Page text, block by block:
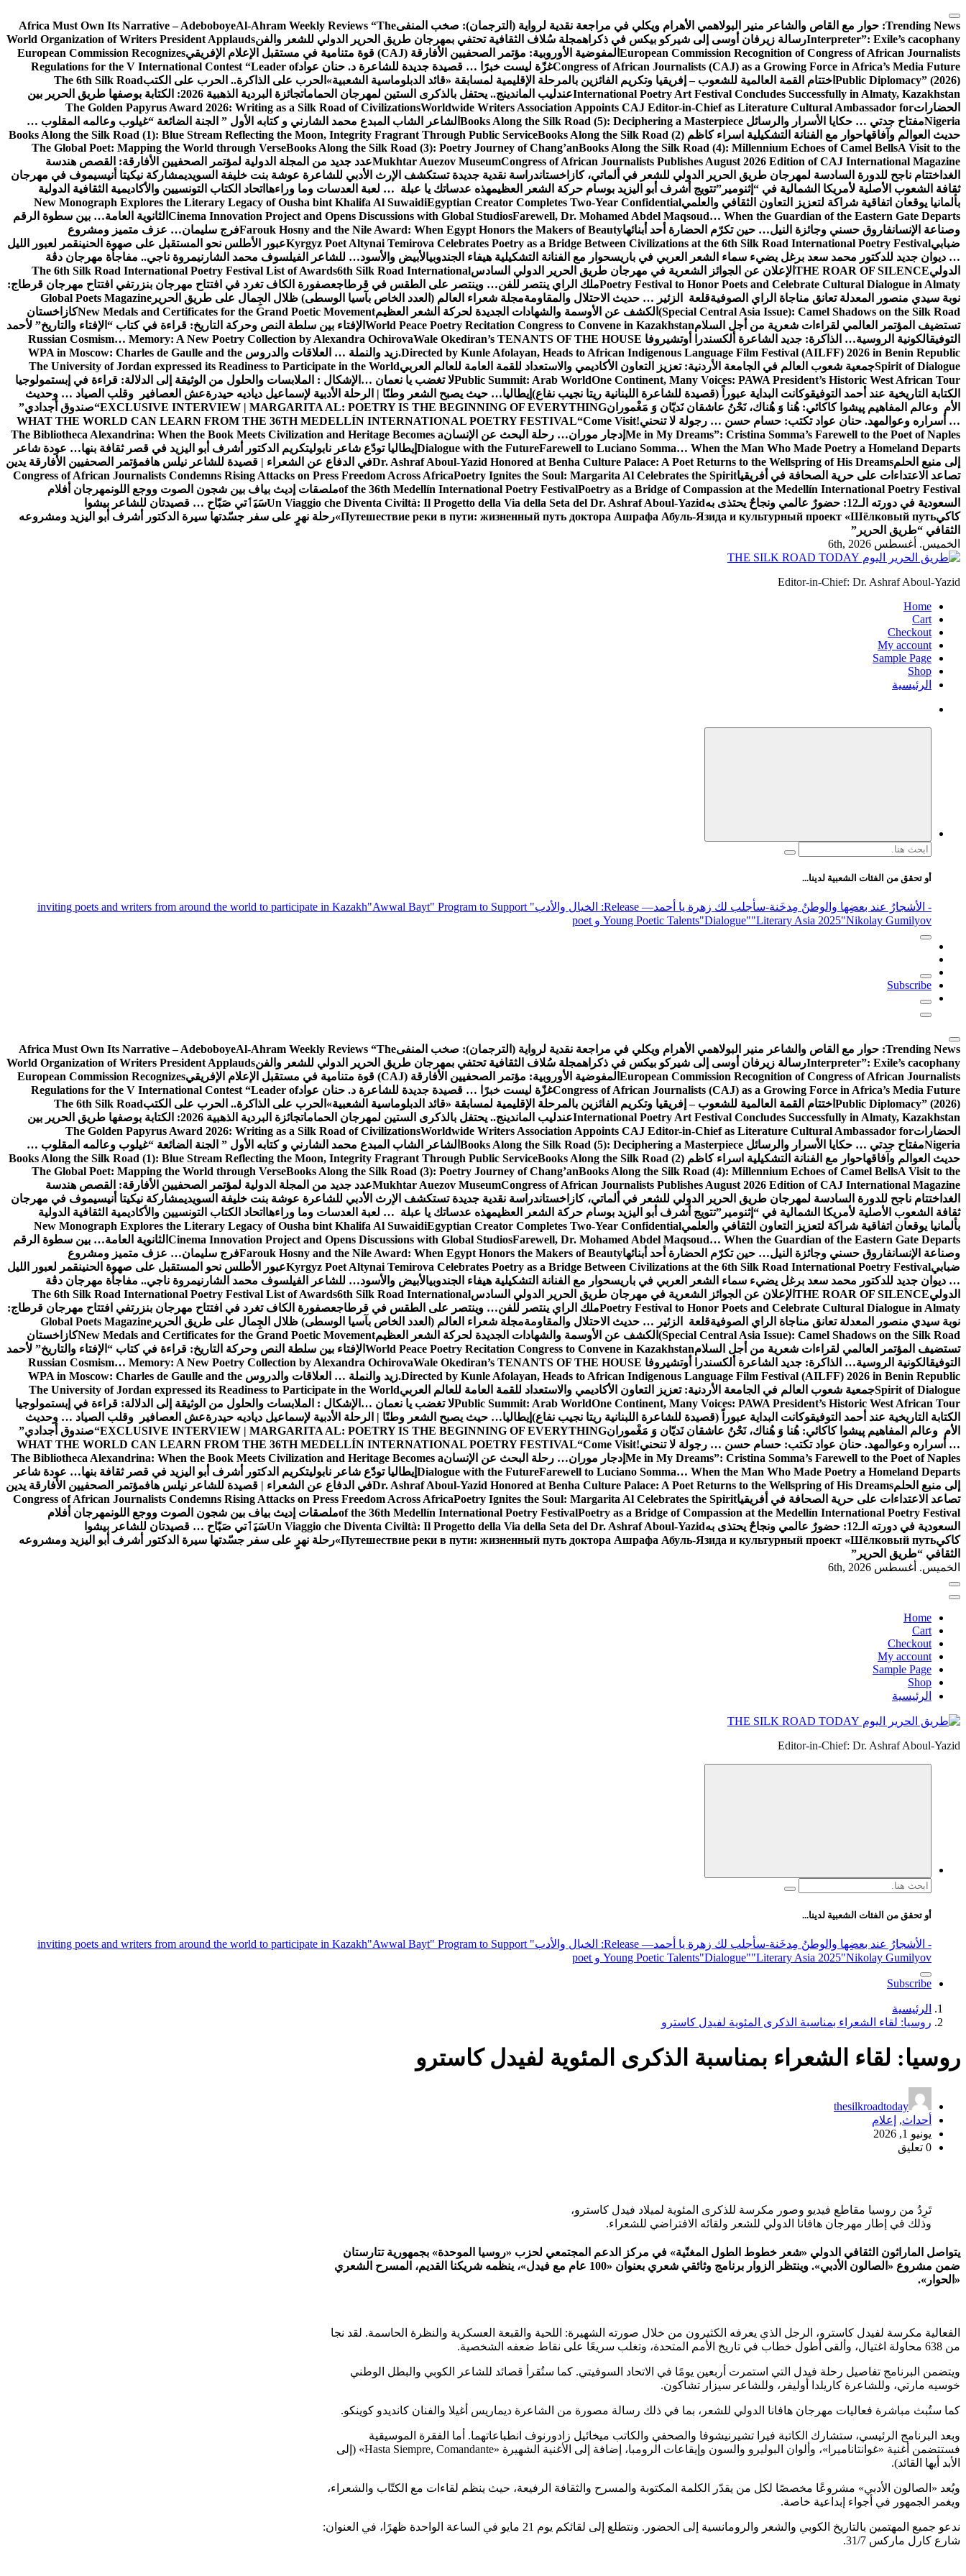
التجاوز
إلى
المحتوى
Trending News: حوار مع القاص والشاعر منير البولاهمي الأهرام ويكلي في مراجعة نقدية لرواية (الترجمان): صخب المنفى Africa Must Own Its Narrative – AdeboboyeAl-Ahram Weekly Reviews “The
Interpreter”: Exile’s cacophanyرسالة زيرفان أوسى إلى شيركو بيكس في ذكراهمجلة سُلاف الثقافية تحتفي بمهرجان طريق الحرير الدولي للشعر والفنWorld Organization of Writers President Applauds
European Commission Recognition of Congress of African Journalists المفوضية الأوروبية: مؤتمر الصحفيين الأفارقة (CAJ) قوة متنامية في مستقبل الإعلام الإفريقي
European Commission Recognizes
Congress of African Journalists (CAJ) as a Growing Force in Africa’s Media Futureغزّة ليست خبرًا … قصيدة جديدة للشاعرة د. حنان عوادRegulations for the V International Contest “Leader of
Public Diplomacy” (2026) اختتام القمة العالمية للشعوب – إفريقيا وتكريم الفائزين بالمرحلة الإقليمية لمسابقة «قائد الدبلوماسية الشعبية» الحرب على الذاكرة.. الحرب على الكتبThe 6th Silk Road
International Poetry Art Festival Concludes Successfully in Almaty, Kazakhstanعندليب الماندينج.. يحتفل بالذكرى الستين لمهرجان الحمامات
جائزة البردية الذهبية 2026: الكتابة بوصفها طريق الحرير بين
الحضارات
The Golden Papyrus Award 2026: Writing as a Silk Road of CivilizationsWorldwide Writers Association Appoints CAJ Editor-in-Chief as Literature Cultural Ambassador for
Nigeriaمفتاح جدتي … حكايا الأسرار والرسائل Books Along the Silk Road (5): Deciphering a Masterpiece الشاعر الشاب المبدع محمد الشارني و كتابه الأول ” الجنة الضائعة “غيلوب وعالمه المقلوب …
حديث العوالم وآفاقهاحوار مع الفنانة التشكيلية اسراء كاظم Books Along the Silk Road (1): Blue Stream Reflecting the Moon, Integrity Fragrant Through Public ServiceBooks Along the Silk Road (2)
The Global Poet: Mapping the World through VerseBooks Along the Silk Road (3): Poetry Journey of Chang’anBooks Along the Silk Road (4): Millennium Echoes of Camel BellsA Visit to the
Mukhtar Auezov MuseumCongress of African Journalists Publishes August 2026 Edition of CAJ International Magazine
عدد جديد من المجلة الدولية لمؤتمر الصحفيين الأفارقة: القصص هندسة
الغد اختتام ناجح للدورة السادسة لمهرجان طريق الحرير الدولي للشعر في ألماتي، كازاخستاندراسة نقدية جديدة تستكشف الإرث الأدبي للشاعرة عوشة بنت خليفة السويديمشاركة نيكيتا أنيسيموف في مهرجان
ثقافة الشعوب الأصلية لأمريكا الشمالية في “إثنومير”تتويج أشرف أبو اليزيد بوسام حركة الشعر العظيمهذه عدساتك يا عبلة … لعبة العدسات وما وراءها اتحاد الكتاب التونسيين والأكاديمية الثقافية الدولية
بألمانيا يوقعان اتفاقية شراكة لتعزيز التعاون الثقافي والعلمي
New Monograph Explores the Literary Legacy of Ousha bint Khalifa Al SuwaidiEgyptian Creator Completes Two-Year Confidential
Cinema Innovation Project and Opens Discussions with Global StudiosFarewell, Dr. Mohamed Abdel Maqsoud… When the Guardian of the Eastern Gate Departs
الثانوية العامة… بين سطوة الرقم
وصناعة الإنسانفاروق حسني وجائزة النيل… حين تكرّم الحضارة أحد أبنائهاFarouk Hosny and the Nile Award: When Egypt Honors the Makers of Beautyفرج سليمان… عزف متميز ومشروع
ضبابيKyrgyz Poet Altynai Temirova Celebrates Poetry as a Bridge Between Civilizations at the 6th Silk Road International Poetry Festivalعبور الأطلس نحو المستقبل على صهوة الحنينقمر لعبور الليل
… ديوان جديد للدكتور محمد سعد برغل يضيء سماء الشعر العربي في باريسحوار مع الفنانة التشكيلية هيفاء الجندوبيالأبيض والأسود… للشاعر الفيلسوف محمد الشارنيمروة ناجي.. مفاجأة مهرجان دڨة
الدوليTHE ROAR OF SILENCE الإعلان عن الجوائز الشعرية في مهرجان طريق الحرير الدولي السادس The 6th Silk Road International Poetry Festival List of Awards6th Silk Road International
Poetry Festival to Honor Poets and Celebrate Cultural Dialogue in Almatyملك الراي ينتصر للفن… وينتصر على الطقس في قرطاجعصفورة الكاف تغرد في افتتاح مهرجان بنزرتفي افتتاح مهرجان قرطاج:
نوبة سيدي منصور المعدلة تعانق مناجاة الراي الصوفيةقلعة الزئير … حديث الاحتلال والمقاومةمجلة شعراء العالم (العدد الخاص بآسيا الوسطى) ظلال الجِمال على طريق الحرير Global Poets Magazine
(Special Central Asia Issue): Camel Shadows on the Silk Road الكشف عن الأوسمة والشهادات الجديدة لحركة الشعر العظيمNew Medals and Certificates for the Grand Poetic Movementكازاخستان
تستضيف المؤتمر العالمي لقراءات شعرية من أجل السلامWorld Peace Poetry Recitation Congress to Convene in Kazakhstan الإفتاء بين سلطة النص وحركة التاريخ: قراءة في كتاب “الإفتاء والتاريخ” لأحمد
التوفيقالكونية الروسية… الذاكرة: جديد الشاعرة ألكسندرا أوتشيروفا Russian Cosmism… Memory: A New Poetry Collection by Alexandra OchirovaWale Okediran’s TENANTS OF THE HOUSE
Directed by Kunle Afolayan, Heads to African Indigenous Language Film Festival (AILFF) 2026 in Benin Republic. زيد والنملة … العلاقات والدروس WPA in Moscow: Charles de Gaulle and the
Spirit of Dialogueجمعية شعوب العالم في الجامعة الأردنية: تعزيز التعاون الأكاديمي والاستعداد للقمة العامة للعالم العربيThe University of Jordan expressed its Readiness to Participate in the World
Public Summit: Arab WorldOne Continent, Many Voices: PAWA President’s Historic West African Tour لا تغضب يا نعمان …الإشكال : الملابسات والحلول من الوثيقة إلى الدلالة: قراءة في إبستمولوجيا
الكتابة التاريخية عند أحمد التوفيقوكانت البداية عبوراً (قصيدة للشاعرة اللبنانية ريتا نجيب نفاع) إيطاليا… حيث يصبح الشعر وطنًا | الرحلة الأدبية لإسماعيل دياديه حيدرةعش العصافير وقلب الصياد … وحديث
الأم وعالم المفاهيم پیشوا کاکائي: هُنا وَ هُناك، نَحْنُ عاشقان نَديّان وَ مَغْمورانEXCLUSIVE INTERVIEW | MARGARITA AL: POETRY IS THE BEGINNING OF EVERYTHING“صندوق أجدادي”
… أسراره وعوالمهد. حنان عواد تكتب: حسام حسن … رجولة لا تنحني! WHAT THE WORLD CAN LEARN FROM THE 36TH MEDELLÍN INTERNATIONAL POETRY FESTIVAL“Come Visit
Me in My Dreams”: Cristina Somma’s Farewell to the Poet of Naples إدجار موران… رحلة البحث عن الإنسانThe Bibliotheca Alexandrina: When the Book Meets Civilization and Heritage Becomes a
Dialogue with the FutureFarewell to Luciano Somma… When the Man Who Made Poetry a Homeland Departs إيطاليا تودّع شاعر نابوليتكريم الدكتور أشرف أبو اليزيد في قصر ثقافة بنها… عودة شاعر
إلى منبع الحلمDr. Ashraf Aboul-Yazid Honored at Benha Culture Palace: A Poet Returns to the Wellspring of His Dreamsفي الدفاع عن الشعراء | قصيدة للشاعر نيلس هافمؤتمر الصحفيين الأفارقة يدين
تصاعد الاعتداءات على حرية الصحافة في أفريقيا
Congress of African Journalists Condemns Rising Attacks on Press Freedom Across AfricaPoetry Ignites the Soul: Margarita Al Celebrates the Spirit
of the 36th Medellín International Poetry FestivalPoetry as a Bridge of Compassion at the Medellín International Poetry Festival ملصقات إديث بياف بين شجون الصوت ووجع اللونمهرجان أفلام
السعودية في دورته الـ12: حضورٌ عالمي ونجاحٌ يحتذى به
Un Viaggio che Diventa Civiltà: Il Progetto della Via della Seta del Dr. Ashraf Aboul-Yazidسَيَٲتي صَبّاح … قصيدتان للشاعر بيشوا
كاكيПутешествие реки в пути: жизненный путь доктора Ашрафа Абуль-Язида и культурный проект «Шёлковый путь» رحلة نهرٍ على سفر جسّدتها سيرة الدكتور أشرف أبو اليزيد ومشروعه
الثقافي “طريق الحرير”
الخميس. أغسطس 6th, 2026
Editor-in-Chief: Dr. Ashraf Aboul-Yazid
Home
Cart
Checkout
My account
Sample Page
Shop
الرئيسية
البحث
أو تحقق من الفئات الشعبية لدينا...
- الأشجارُ عند بعضِها والوطنُ مِدخَنة-سأجلب لك زهرة يا أحمد— Release : الخيال والأدب" inviting poets and writers from around the world to participate in Kazakh
"Awwal Bayt" Program to Support
Young Poetic Talents"Dialogue""Literary Asia 2025"Nikolay Gumilyov و poet
Subscribe
Trending News: حوار مع القاص والشاعر منير البولاهمي الأهرام ويكلي في مراجعة نقدية لرواية (الترجمان): صخب المنفى Africa Must Own Its Narrative – AdeboboyeAl-Ahram Weekly Reviews “The
Interpreter”: Exile’s cacophanyرسالة زيرفان أوسى إلى شيركو بيكس في ذكراهمجلة سُلاف الثقافية تحتفي بمهرجان طريق الحرير الدولي للشعر والفنWorld Organization of Writers President Applauds
European Commission Recognition of Congress of African Journalists المفوضية الأوروبية: مؤتمر الصحفيين الأفارقة (CAJ) قوة متنامية في مستقبل الإعلام الإفريقي
European Commission Recognizes
Congress of African Journalists (CAJ) as a Growing Force in Africa’s Media Futureغزّة ليست خبرًا … قصيدة جديدة للشاعرة د. حنان عوادRegulations for the V International Contest “Leader of
Public Diplomacy” (2026) اختتام القمة العالمية للشعوب – إفريقيا وتكريم الفائزين بالمرحلة الإقليمية لمسابقة «قائد الدبلوماسية الشعبية» الحرب على الذاكرة.. الحرب على الكتبThe 6th Silk Road
International Poetry Art Festival Concludes Successfully in Almaty, Kazakhstanعندليب الماندينج.. يحتفل بالذكرى الستين لمهرجان الحمامات
جائزة البردية الذهبية 2026: الكتابة بوصفها طريق الحرير بين
الحضارات
The Golden Papyrus Award 2026: Writing as a Silk Road of CivilizationsWorldwide Writers Association Appoints CAJ Editor-in-Chief as Literature Cultural Ambassador for
Nigeriaمفتاح جدتي … حكايا الأسرار والرسائل Books Along the Silk Road (5): Deciphering a Masterpiece الشاعر الشاب المبدع محمد الشارني و كتابه الأول ” الجنة الضائعة “غيلوب وعالمه المقلوب …
حديث العوالم وآفاقهاحوار مع الفنانة التشكيلية اسراء كاظم Books Along the Silk Road (1): Blue Stream Reflecting the Moon, Integrity Fragrant Through Public ServiceBooks Along the Silk Road (2)
The Global Poet: Mapping the World through VerseBooks Along the Silk Road (3): Poetry Journey of Chang’anBooks Along the Silk Road (4): Millennium Echoes of Camel BellsA Visit to the
Mukhtar Auezov MuseumCongress of African Journalists Publishes August 2026 Edition of CAJ International Magazine
عدد جديد من المجلة الدولية لمؤتمر الصحفيين الأفارقة: القصص هندسة
الغد اختتام ناجح للدورة السادسة لمهرجان طريق الحرير الدولي للشعر في ألماتي، كازاخستاندراسة نقدية جديدة تستكشف الإرث الأدبي للشاعرة عوشة بنت خليفة السويديمشاركة نيكيتا أنيسيموف في مهرجان
ثقافة الشعوب الأصلية لأمريكا الشمالية في “إثنومير”تتويج أشرف أبو اليزيد بوسام حركة الشعر العظيمهذه عدساتك يا عبلة … لعبة العدسات وما وراءها اتحاد الكتاب التونسيين والأكاديمية الثقافية الدولية
بألمانيا يوقعان اتفاقية شراكة لتعزيز التعاون الثقافي والعلمي
New Monograph Explores the Literary Legacy of Ousha bint Khalifa Al SuwaidiEgyptian Creator Completes Two-Year Confidential
Cinema Innovation Project and Opens Discussions with Global StudiosFarewell, Dr. Mohamed Abdel Maqsoud… When the Guardian of the Eastern Gate Departs
الثانوية العامة… بين سطوة الرقم
وصناعة الإنسانفاروق حسني وجائزة النيل… حين تكرّم الحضارة أحد أبنائهاFarouk Hosny and the Nile Award: When Egypt Honors the Makers of Beautyفرج سليمان… عزف متميز ومشروع
ضبابيKyrgyz Poet Altynai Temirova Celebrates Poetry as a Bridge Between Civilizations at the 6th Silk Road International Poetry Festivalعبور الأطلس نحو المستقبل على صهوة الحنينقمر لعبور الليل
… ديوان جديد للدكتور محمد سعد برغل يضيء سماء الشعر العربي في باريسحوار مع الفنانة التشكيلية هيفاء الجندوبيالأبيض والأسود… للشاعر الفيلسوف محمد الشارنيمروة ناجي.. مفاجأة مهرجان دڨة
الدوليTHE ROAR OF SILENCE الإعلان عن الجوائز الشعرية في مهرجان طريق الحرير الدولي السادس The 6th Silk Road International Poetry Festival List of Awards6th Silk Road International
Poetry Festival to Honor Poets and Celebrate Cultural Dialogue in Almatyملك الراي ينتصر للفن… وينتصر على الطقس في قرطاجعصفورة الكاف تغرد في افتتاح مهرجان بنزرتفي افتتاح مهرجان قرطاج:
نوبة سيدي منصور المعدلة تعانق مناجاة الراي الصوفيةقلعة الزئير … حديث الاحتلال والمقاومةمجلة شعراء العالم (العدد الخاص بآسيا الوسطى) ظلال الجِمال على طريق الحرير Global Poets Magazine
(Special Central Asia Issue): Camel Shadows on the Silk Road الكشف عن الأوسمة والشهادات الجديدة لحركة الشعر العظيمNew Medals and Certificates for the Grand Poetic Movementكازاخستان
تستضيف المؤتمر العالمي لقراءات شعرية من أجل السلامWorld Peace Poetry Recitation Congress to Convene in Kazakhstan الإفتاء بين سلطة النص وحركة التاريخ: قراءة في كتاب “الإفتاء والتاريخ” لأحمد
التوفيقالكونية الروسية… الذاكرة: جديد الشاعرة ألكسندرا أوتشيروفا Russian Cosmism… Memory: A New Poetry Collection by Alexandra OchirovaWale Okediran’s TENANTS OF THE HOUSE
Directed by Kunle Afolayan, Heads to African Indigenous Language Film Festival (AILFF) 2026 in Benin Republic. زيد والنملة … العلاقات والدروس WPA in Moscow: Charles de Gaulle and the
Spirit of Dialogueجمعية شعوب العالم في الجامعة الأردنية: تعزيز التعاون الأكاديمي والاستعداد للقمة العامة للعالم العربيThe University of Jordan expressed its Readiness to Participate in the World
Public Summit: Arab WorldOne Continent, Many Voices: PAWA President’s Historic West African Tour لا تغضب يا نعمان …الإشكال : الملابسات والحلول من الوثيقة إلى الدلالة: قراءة في إبستمولوجيا
الكتابة التاريخية عند أحمد التوفيقوكانت البداية عبوراً (قصيدة للشاعرة اللبنانية ريتا نجيب نفاع) إيطاليا… حيث يصبح الشعر وطنًا | الرحلة الأدبية لإسماعيل دياديه حيدرةعش العصافير وقلب الصياد … وحديث
الأم وعالم المفاهيم پیشوا کاکائي: هُنا وَ هُناك، نَحْنُ عاشقان نَديّان وَ مَغْمورانEXCLUSIVE INTERVIEW | MARGARITA AL: POETRY IS THE BEGINNING OF EVERYTHING“صندوق أجدادي”
… أسراره وعوالمهد. حنان عواد تكتب: حسام حسن … رجولة لا تنحني! WHAT THE WORLD CAN LEARN FROM THE 36TH MEDELLÍN INTERNATIONAL POETRY FESTIVAL“Come Visit
Me in My Dreams”: Cristina Somma’s Farewell to the Poet of Naples إدجار موران… رحلة البحث عن الإنسانThe Bibliotheca Alexandrina: When the Book Meets Civilization and Heritage Becomes a
Dialogue with the FutureFarewell to Luciano Somma… When the Man Who Made Poetry a Homeland Departs إيطاليا تودّع شاعر نابوليتكريم الدكتور أشرف أبو اليزيد في قصر ثقافة بنها… عودة شاعر
إلى منبع الحلمDr. Ashraf Aboul-Yazid Honored at Benha Culture Palace: A Poet Returns to the Wellspring of His Dreamsفي الدفاع عن الشعراء | قصيدة للشاعر نيلس هافمؤتمر الصحفيين الأفارقة يدين
تصاعد الاعتداءات على حرية الصحافة في أفريقيا
Congress of African Journalists Condemns Rising Attacks on Press Freedom Across AfricaPoetry Ignites the Soul: Margarita Al Celebrates the Spirit
of the 36th Medellín International Poetry FestivalPoetry as a Bridge of Compassion at the Medellín International Poetry Festival ملصقات إديث بياف بين شجون الصوت ووجع اللونمهرجان أفلام
السعودية في دورته الـ12: حضورٌ عالمي ونجاحٌ يحتذى به
Un Viaggio che Diventa Civiltà: Il Progetto della Via della Seta del Dr. Ashraf Aboul-Yazidسَيَٲتي صَبّاح … قصيدتان للشاعر بيشوا
كاكيПутешествие реки в пути: жизненный путь доктора Ашрафа Абуль-Язида и культурный проект «Шёлковый путь» رحلة نهرٍ على سفر جسّدتها سيرة الدكتور أشرف أبو اليزيد ومشروعه
الثقافي “طريق الحرير”
الخميس. أغسطس 6th, 2026
Home
Cart
Checkout
My account
Sample Page
Shop
الرئيسية
Editor-in-Chief: Dr. Ashraf Aboul-Yazid
البحث
أو تحقق من الفئات الشعبية لدينا...
- الأشجارُ عند بعضِها والوطنُ مِدخَنة-سأجلب لك زهرة يا أحمد— Release : الخيال والأدب" inviting poets and writers from around the world to participate in Kazakh
"Awwal Bayt" Program to Support
Young Poetic Talents"Dialogue""Literary Asia 2025"Nikolay Gumilyov و poet
Subscribe
الرئيسية
روسيا: لقاء الشعراء بمناسبة الذكرى المئوية لفيدل كاسترو
روسيا: لقاء الشعراء بمناسبة الذكرى المئوية لفيدل كاسترو
thesilkroadtoday
أحداث,
إعلام
يونيو 1, 2026
0 تعليق
تَرِدُ من روسيا مقاطع فيديو وصور مكرسة للذكرى المئوية لميلاد فيدل كاسترو،
وذلك في إطار مهرجان هافانا الدولي للشعر ولقائه الافتراضي للشعراء.
يتواصل الماراثون الثقافي الدولي «شعر خطوط الطول المغنّية» في مركز الدعم المجتمعي لحزب «روسيا الموحدة» بجمهورية تتارستان
ضمن مشروع «الصالون الأدبي». وينتظر الزوار برنامج وثائقي شعري بعنوان «100 عام مع فيدل»، ينظمه شريكنا القديم، المسرح الشعري
«الحوار».
الفعالية مكرسة لفيدل كاسترو، الرجل الذي يعرفه الكثيرون من خلال صورته الشهيرة: اللحية والقبعة العسكرية والنظرة الحاسمة. لقد نجا
من 638 محاولة اغتيال، وألقى أطول خطاب في تاريخ الأمم المتحدة، وتغلب سريعًا على نقاط ضعفه الشخصية.
ويتضمن البرنامج تفاصيل رحلة فيدل التي استمرت أربعين يومًا في الاتحاد السوفيتي. كما ستُقرأ قصائد للشاعر الكوبي والبطل الوطني
خوسيه مارتي، وللشاعرة كاريلدا أوليفر، وللشاعر سيزار تشاكون.
كما ستُبث مباشرة فعاليات مهرجان هافانا الدولي للشعر، بما في ذلك رسالة مصورة من الشاعرة ديماريس أغيلا والفنان كانديدو كوينكو.
وبعد البرنامج الرئيسي، ستشارك الكاتبة فيرا تشيرنيشوفا والصحفي والكاتب ميخائيل زادورنوف انطباعاتهما. أما الفقرة الموسيقية
فستتضمن أغنية «غوانتاناميرا»، وألوان البوليرو والسون وإيقاعات الرومبا، إضافة إلى الأغنية الشهيرة «Hasta Siempre, Comandante» (إلى
الأبد أيها القائد).
ويُعد «الصالون الأدبي» مشروعًا مخصصًا لكل من يقدّر الكلمة المكتوبة والمسرح والثقافة الرفيعة، حيث ينظم لقاءات مع الكتّاب والشعراء،
ويغمر الجمهور في أجواء إبداعية خاصة.
ندعو جميع المهتمين بالتاريخ الكوبي والشعر والرومانسية إلى الحضور. ونتطلع إلى لقائكم يوم 21 مايو في الساعة الواحدة ظهرًا، في العنوان:
شارع كارل ماركس 31/7.